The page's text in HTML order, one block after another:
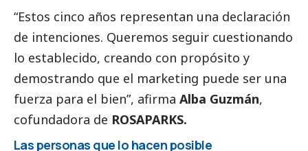
“Estos cinco años representan una declaración
de intenciones. Queremos seguir cuestionando
lo establecido, creando con propósito y
demostrando que el marketing puede ser una
fuerza para el bien”, afirma Alba Guzmán,
cofundadora de ROSAPARKS.
Las personas que lo hacen posible